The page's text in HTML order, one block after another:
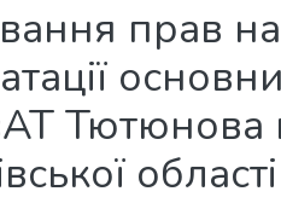
прав на
Тютюнова
області